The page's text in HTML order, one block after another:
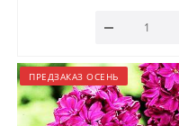
ПРЕДЗАКАЗ ОСЕНЬ